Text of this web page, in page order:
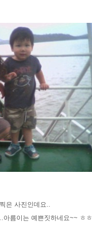
은 사진인데요..
름이는 예쁜짓하네요~~ ㅎㅎ